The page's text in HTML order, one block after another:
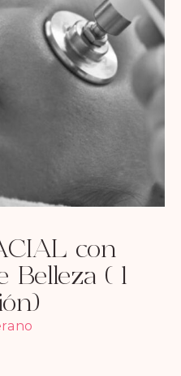
con
Belleza ( 1